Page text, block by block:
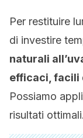
Per restituire
di investire
naturali
efficaci, facili
Possiamo
risultati ottimali.